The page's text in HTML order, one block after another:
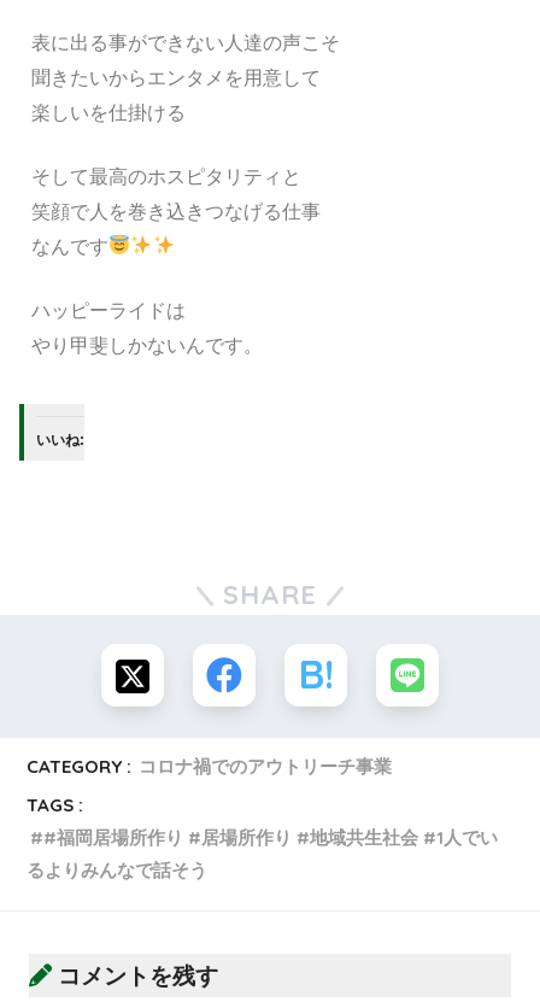
表に出る事ができない人達の声こそ
聞きたいからエンタメを用意して
楽しいを仕掛ける
そして最高のホスピタリティと
笑顔で人を巻き込きつなげる仕事
なんです
ハッピーライドは
やり甲斐しかないんです。
いいね:
SHARE
CATEGORY : コロナ禍でのアウトリーチ事業
TAGS :
#福岡居場所作り #居場所作り #地域共生社会 #1人でい
るよりみんなで話そう
コメントを残す